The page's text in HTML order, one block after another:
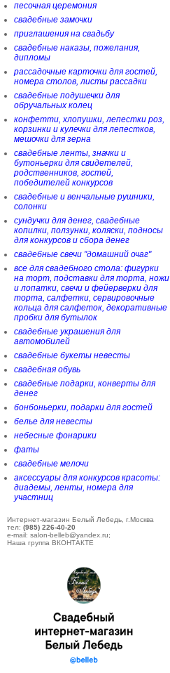
песочная церемония
свадебные замочки
приглашения на свадьбу
свадебные наказы, пожелания,
дипломы
рассадочные карточки для гостей,
номера столов, листы рассадки
свадебные подушечки для
обручальных колец
конфетти, хлопушки, лепестки роз,
корзинки и кулечки для лепестков,
мешочки для зерна
свадебные ленты, значки и
бутоньерки для свидетелей,
родственников, гостей,
победителей конкурсов
свадебные и венчальные рушники,
солонки
сундучки для денег, свадебные
копилки, ползунки, коляски, подносы
для конкурсов и сбора денег
свадебные свечи "домашний очаг"
все для свадебного стола: фигурки
на торт, подставки для торта, ножи
и лопатки, свечи и фейерверки для
торта, салфетки, сервировочные
кольца для салфеток, декоративные
пробки для бутылок
свадебные украшения для
автомобилей
свадебные букеты невесты
свадебная обувь
свадебные подарки, конверты для
денег
бонбоньерки, подарки для гостей
белье для невесты
небесные фонарики
фаты
свадебные мелочи
аксессуары для конкурсов красоты:
диадемы, ленты, номера для
участниц
Интернет-магазин Белый Лебедь, г.Москва
тел: (985) 226-40-20
e-mail: salon-belleb@yandex.ru;
Наша группа ВКОНТАКТЕ